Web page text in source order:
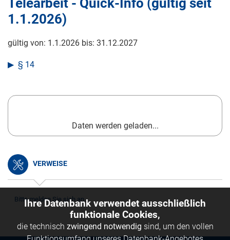
Telearbeit - Quick-Info (gültig seit
1.1.2026)
gültig von: 1.1.2026 bis: 31.12.2027
§ 14
Daten werden geladen...
VERWEISE
Bitte melden Sie sich an.
Ihre Datenbank verwendet ausschließlich
funktionale Cookies,
die technisch zwingend notwendig sind, um den vollen